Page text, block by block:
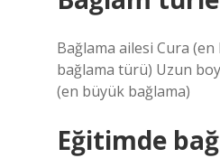
Bağlama ailesi Cura
bağlama türü) Uzun
(en büyük bağlama)
Eğitimde